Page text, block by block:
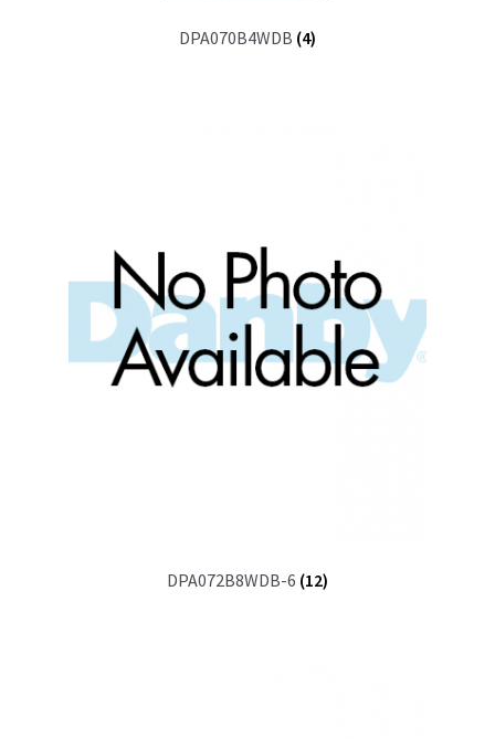
DPA070B4WDB (4)
DPA072B8WDB-6 (12)